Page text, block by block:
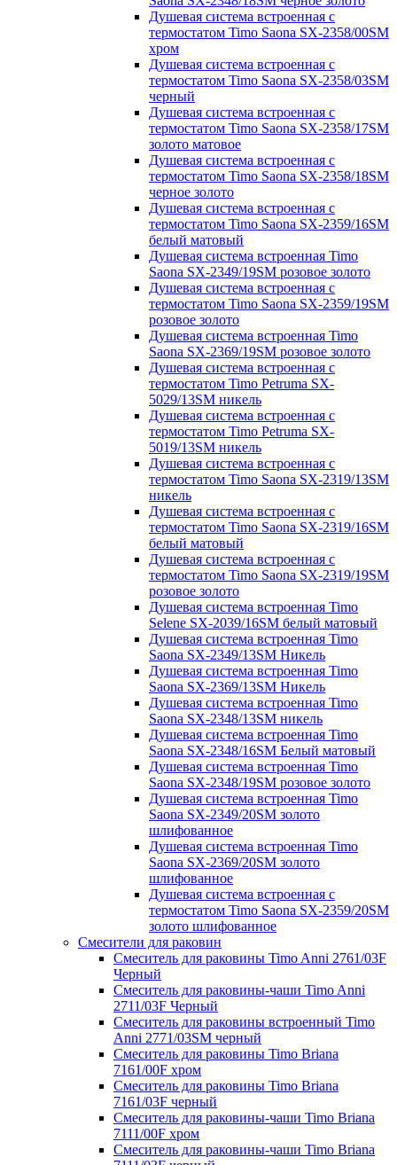
Душевая система встроенная с
термостатом Timo Saona SX-2358/00SM
хром
Душевая система встроенная с
термостатом Timo Saona SX-2358/03SM
черный
Душевая система встроенная с
термостатом Timo Saona SX-2358/17SM
золото матовое
Душевая система встроенная с
термостатом Timo Saona SX-2358/18SM
черное золото
Душевая система встроенная с
термостатом Timo Saona SX-2359/16SM
белый матовый
Душевая система встроенная Timo
Saona SX-2349/19SM розовое золото
Душевая система встроенная с
термостатом Timo Saona SX-2359/19SM
розовое золото
Душевая система встроенная Timo
Saona SX-2369/19SM розовое золото
Душевая система встроенная с
термостатом Timo Petruma SX-
5029/13SM никель
Душевая система встроенная с
термостатом Timo Petruma SX-
5019/13SM никель
Душевая система встроенная с
термостатом Timo Saona SX-2319/13SM
никель
Душевая система встроенная с
термостатом Timo Saona SX-2319/16SM
белый матовый
Душевая система встроенная с
термостатом Timo Saona SX-2319/19SM
розовое золото
Душевая система встроенная Timo
Selene SX-2039/16SM белый матовый
Душевая система встроенная Timo
Saona SX-2349/13SM Никель
Душевая система встроенная Timo
Saona SX-2369/13SM Никель
Душевая система встроенная Timo
Saona SX-2348/13SM никель
Душевая система встроенная Timo
Saona SX-2348/16SM Белый матовый
Душевая система встроенная Timo
Saona SX-2348/19SM розовое золото
Душевая система встроенная Timo
Saona SX-2349/20SM золото
шлифованное
Душевая система встроенная Timo
Saona SX-2369/20SM золото
шлифованное
Душевая система встроенная с
термостатом Timo Saona SX-2359/20SM
золото шлифованное
Смесители для раковин
Смеситель для раковины Timo Anni 2761/03F
Черный
Смеситель для раковины-чаши Timo Anni
2711/03F Черный
Смеситель для раковины встроенный Timo
Anni 2771/03SM черный
Смеситель для раковины Timo Briana
7161/00F хром
Смеситель для раковины Timo Briana
7161/03F черный
Смеситель для раковины-чаши Timo Briana
7111/00F хром
Смеситель для раковины-чаши Timo Briana